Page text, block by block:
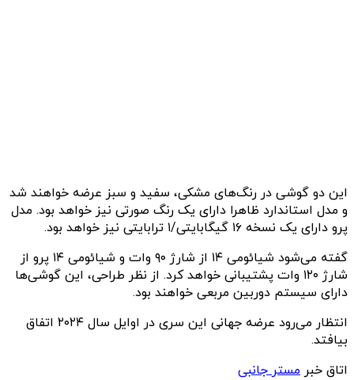
این دو گوشی در رنگ‌های مشکی، سفید و سبز عرضه خواهند شد
و مدل استاندارد ظاهرا دارای یک رنگ صورتی نیز خواهد بود. مدل
پرو دارای یک نسخه ۱۶ گیگابایتی/۱ ترابایتی نیز خواهد بود.
گفته می‌شود شیائومی ۱۴ از شارژ ۹۰ وات و شیائومی ۱۴ پرو از
شارژ ۱۲۰ وات پشتیبانی خواهد کرد. از نظر طراحی، این گوشی‌ها
دارای سیستم دوربین مربعی خواهند بود.
انتظار می‌رود عرضه جهانی این سری در اوایل سال ۲۰۲۴ اتفاق
بیافتد.
اتاق خبر مستر جانبی